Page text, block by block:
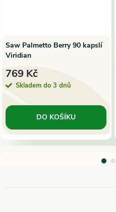
Saw Palmetto Berry 90 kapslí
Viridian
769 Kč
Skladem do 3 dnů
DO KOŠÍKU